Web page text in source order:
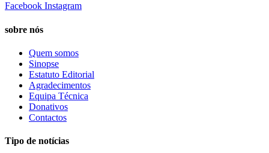
Facebook Instagram
sobre nós
Quem somos
Sinopse
Estatuto Editorial
Agradecimentos
Equipa Técnica
Donativos
Contactos
Tipo de notícias